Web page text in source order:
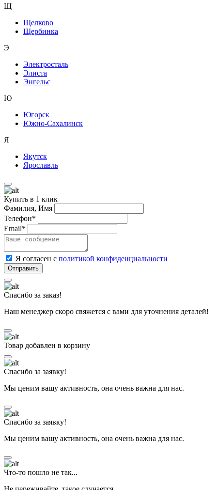
Щ
Щелково
Щербинка
Э
Электросталь
Элиста
Энгельс
Ю
Югорск
Южно-Сахалинск
Я
Якутск
Ярославль
Купить в 1 клик
Фамилия, Имя
Телефон*
Email*
Я согласен с политикой конфиденциальности
Спасибо за заказ!
Наш менеджер скоро свяжется с вами для уточнения деталей!
Товар добавлен в корзину
Спасибо за заявку!
Мы ценим вашу активность, она очень важна для нас.
Спасибо за заявку!
Мы ценим вашу активность, она очень важна для нас.
Что-то пошло не так...